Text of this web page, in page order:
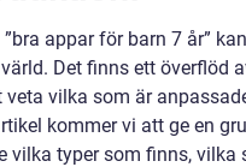
appar för barn 7 år”
Det finns ett överflöd
veta vilka som är
kommer vi att ge en
vilka typer som finns,